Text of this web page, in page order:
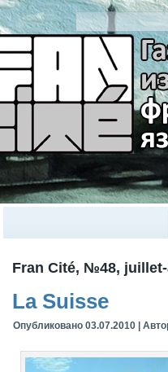
Fran Cité, №48,
La Suisse
Опубликовано 03.07.2010 |